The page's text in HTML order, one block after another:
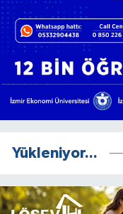
Yükleniyor...